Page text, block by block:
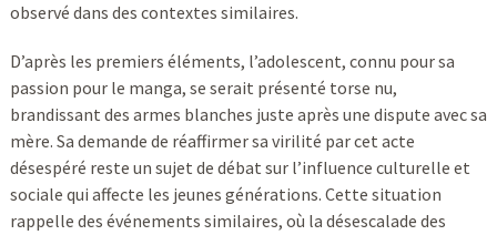
observé dans des contextes similaires.
D’après les premiers éléments, l’adolescent, connu pour sa
passion pour le manga, se serait présenté torse nu,
brandissant des armes blanches juste après une dispute avec sa
mère. Sa demande de réaffirmer sa virilité par cet acte
désespéré reste un sujet de débat sur l’influence culturelle et
sociale qui affecte les jeunes générations. Cette situation
rappelle des événements similaires, où la désescalade des